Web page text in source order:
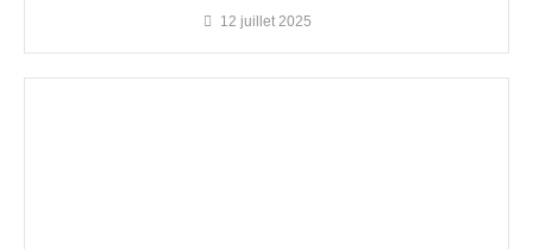
12 juillet 2025